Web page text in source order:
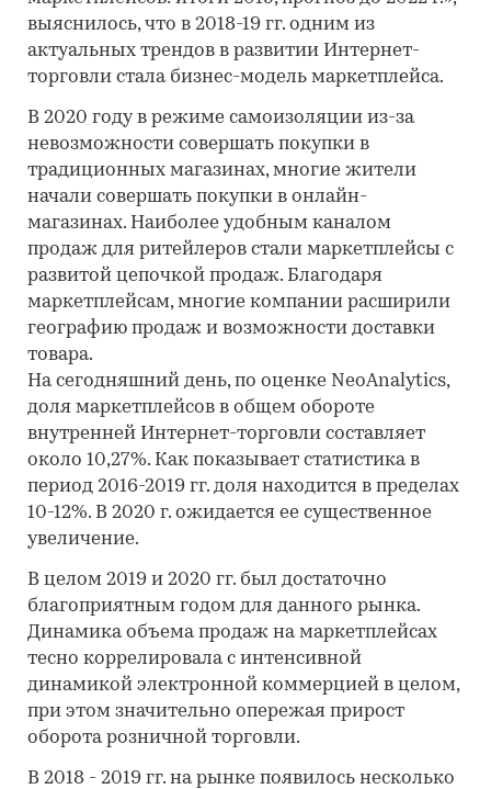
выяснилось, что в 2018-19 гг. одним из
актуальных трендов в развитии Интернет-
торговли стала бизнес-модель маркетплейса.
В 2020 году в режиме самоизоляции из-за
невозможности совершать покупки в
традиционных магазинах, многие жители
начали совершать покупки в онлайн-
магазинах. Наиболее удобным каналом
продаж для ритейлеров стали маркетплейсы с
развитой цепочкой продаж. Благодаря
маркетплейсам, многие компании расширили
географию продаж и возможности доставки
товара.
На сегодняшний день, по оценке NeoAnalytics,
доля маркетплейсов в общем обороте
внутренней Интернет-торговли составляет
около 10,27%. Как показывает статистика в
период 2016-2019 гг. доля находится в пределах
10-12%. В 2020 г. ожидается ее существенное
увеличение.
В целом 2019 и 2020 гг. был достаточно
благоприятным годом для данного рынка.
Динамика объема продаж на маркетплейсах
тесно коррелировала с интенсивной
динамикой электронной коммерцией в целом,
при этом значительно опережая прирост
оборота розничной торговли.
В 2018 - 2019 гг. на рынке появилось несколько